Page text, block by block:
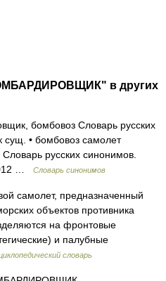
в других
бомбовоз Словарь русских
• бомбовоз самолет
русских синонимов.
…
Словарь синонимов
самолет, предназначенный
объектов противника
на фронтовые
и палубные
словарь